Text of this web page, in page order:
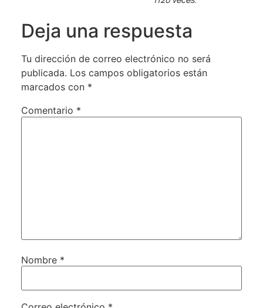
Deja una respuesta
Tu dirección de correo electrónico no será
publicada. Los campos obligatorios están
marcados con *
Comentario *
Nombre *